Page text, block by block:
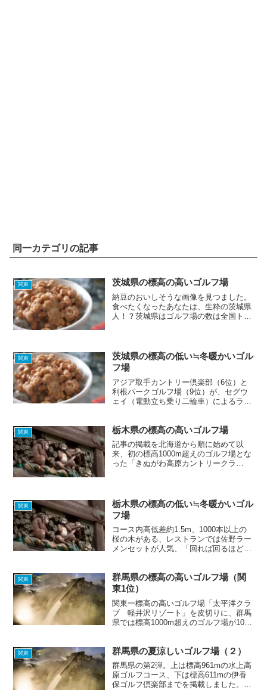
同一カテゴリの記事
関東 茨城県の標高の高いゴルフ場
納豆のおいしそうな画像を見つました。
食べたくなったあなたは、生粋の茨城県
人！？茨城県はゴルフ場の数は全国トッ
夏に涼しくゴルフがしたく...
関東
茨城県の標高の低い≒冬暖かいゴル
フ場
アジア取手カントリー倶楽部（6位）と
利根パークゴルフ場（9位）が、セグウ
ェイ（電動立ち乗り二輪車）によるラウ
たを待っている！？⇒ セグウェイ｜アジ
ア取手カントリー倶楽部...
関東 栃木県の標高の高いゴルフ場
記事の掲載を北海道から順に始めて以
来、初の標高1000m超えのゴルフ場とな
った「きぬがわ高原カントリークラ
の暑さを逃れ、楽しくゴルフを満...
関東
栃木県の標高の低い≒冬暖かいゴル
フ場
コース内高低差約1.5m、1000本以上の
桜の木がある、レストランでは佐野ラー
メンセットが人気、「回れば回るほど難
いました。Let's play golf!
関東
群馬県の標高の高いゴルフ場（関
東1位）
関東一標高の高いゴルフ場「太平洋クラ
ブ 軽井沢リゾート」を皮切りに、群馬
県では標高1000m超えのゴルフ場が10コ
の避暑ゴルフにとって最適な場所のよう
です。関東の標高...
関東 群馬県の夏涼しいゴルフ場（２）
群馬県の第2弾。上は標高961mの水上高
原ゴルフコース、下は標高611mの伊香
保ゴルフ倶楽部までを掲載しました。お